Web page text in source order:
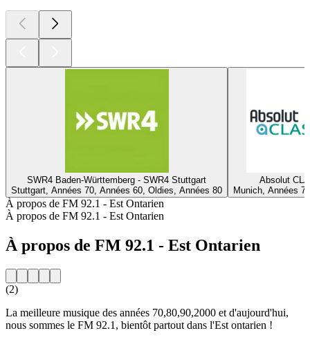
SWR4 Baden-Württemberg - SWR4 Stuttgart
Stuttgart, Années 70, Années 60, Oldies, Années 80
Absolut
Munich, Années
À propos de FM 92.1 - Est Ontarien
À propos de FM 92.1 - Est Ontarien
À propos de FM 92.1 - Est Ontarien
(2)
La meilleure musique des années 70,80,90,2000 et d'aujourd'hui,
nous sommes le FM 92.1, bientôt partout dans l'Est ontarien !